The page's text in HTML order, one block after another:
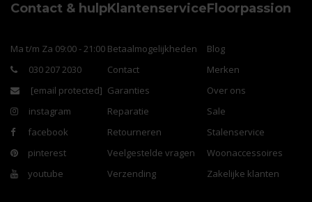
Contact & hulp
Ma t/m Za 09:00 - 21:00
030 207 2030
[email protected]
instagram
facebook
pinterest
youtube
Klantenservice
Betaalmogelijkheden
Contact
Garanties
Reparatie
Retourneren
Veelgestelde vragen
Verzending
Floorpassion
Blog
Merken
Over ons
Sale
Stalenservice
Woonaccessoires
Zakelijke klanten